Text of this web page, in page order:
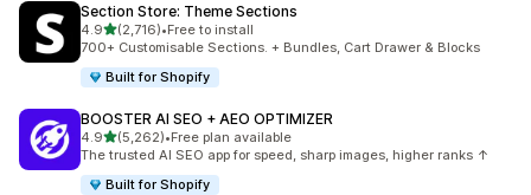
Section Store: Theme Sections
4.9เต็ม 5 ดาว
(2,716)
ทั้งหมด 2716 รีวิว
•Free to install
700+ Customisable Sections. + Bundles, Cart Drawer & Blocks
Built for Shopify
BOOSTER AI SEO + AEO OPTIMIZER
4.9เต็ม 5 ดาว
(5,262)
ทั้งหมด 5262 รีวิว
•Free plan available
The trusted AI SEO app for speed, sharp images, higher ranks ↑
Built for Shopify